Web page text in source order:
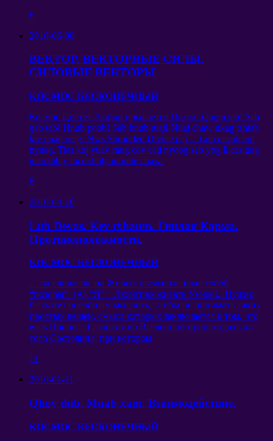
6
2010-06-08
ВЕКТОР. ВЕКТОРНЫЕ СИЛЫ.
СИЛОВЫЕ ВЕКТОРЫ
КОСМОС БЕСКОНЕЧНЫЙ
Космос Цветет Любви врывается Поток: Qaum teb! Sab
qab teb! Hnub poob! Sab hnub tuaj! Ntiaj chaw nkag tshiab
kiv puag ncig: Nws Shrouded Divine paj… Lub ntsiab tug
nyuag. Tias koj yuav raug cov caij nyoog seb yog li cas tiag
incredibly incredibly infinite chaw.
6
2010-04-16
Lub Devas. Kev txhaum. Гнилая Карма.
Противоположности.
КОСМОС БЕСКОНЕЧНЫЙ
…ты сливаешь на Живых вымышленные тобой
“позоры”. (A) “Я” – Любит выжигать Узоры!.. Нужно
быть не способным мыслить, чтобы не понимать таких
простых вещей, смысл которых заключается в том, что
весь Процесс Развития во Вселенной происходить до
того Состояния, при котором
11
2010-01-11
Qhov dub. Muab xam. Взаимодействие.
КОСМОС БЕСКОНЕЧНЫЙ